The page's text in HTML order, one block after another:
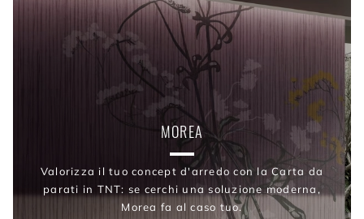
MOREA
Valorizza il tuo concept d'arredo con la Carta da
parati in TNT: se cerchi una soluzione moderna,
Morea fa al caso tuo.